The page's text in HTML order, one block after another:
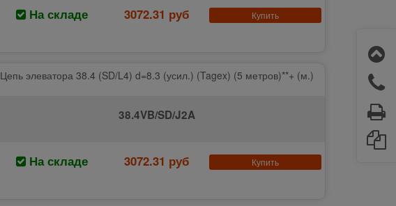
На складе 3072.31 руб Купить
Цепь элеватора 38.4 (SD/L4) d=8.3 (усил.) (Tagex) (5 метров)**+ (м.)
38.4VB/SD/J2A
На складе 3072.31 руб Купить